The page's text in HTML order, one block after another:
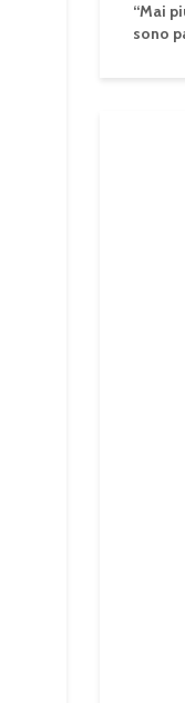
“Mai
sono